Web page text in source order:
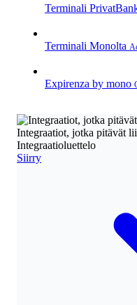
Terminali
Terminali Monolta
Expirenza by mono
Integraatiot, jotka pitävät
Integraatioluettelo
Siirry